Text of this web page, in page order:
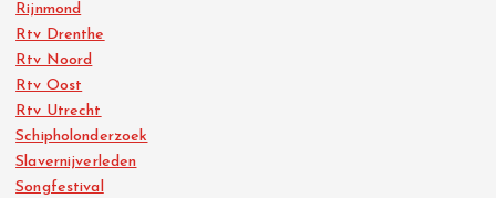
Rijnmond
Rtv Drenthe
Rtv Noord
Rtv Oost
Rtv Utrecht
Schipholonderzoek
Slavernijverleden
Songfestival